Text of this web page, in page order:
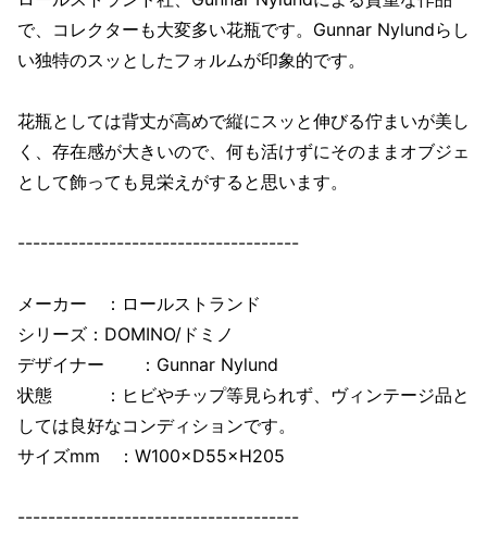
で、コレクターも大変多い花瓶です。Gunnar Nylundらし
い独特のスッとしたフォルムが印象的です。
花瓶としては背丈が高めで縦にスッと伸びる佇まいが美し
く、存在感が大きいので、何も活けずにそのままオブジェ
として飾っても見栄えがすると思います。
-------------------------------------
メーカー ：ロールストランド
シリーズ：DOMINO/ドミノ
デザイナー ：Gunnar Nylund
状態 ：ヒビやチップ等見られず、ヴィンテージ品と
しては良好なコンディションです。
サイズmm ：W100×D55×H205
-------------------------------------